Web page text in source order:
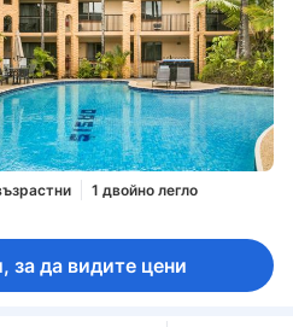
1 двойно легло
за да видите цени